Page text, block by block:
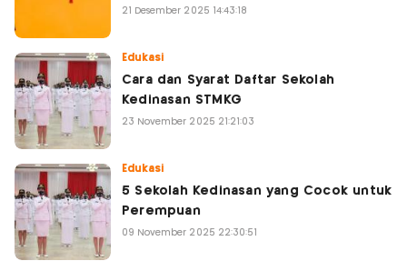
21 Desember 2025 14:43:18
Edukasi
Cara dan Syarat Daftar Sekolah
Kedinasan STMKG
23 November 2025 21:21:03
Edukasi
5 Sekolah Kedinasan yang Cocok untuk
Perempuan
09 November 2025 22:30:51